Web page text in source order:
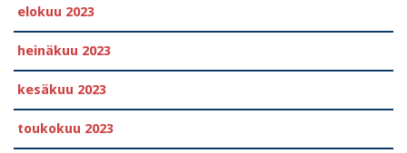
elokuu 2023
heinäkuu 2023
kesäkuu 2023
toukokuu 2023